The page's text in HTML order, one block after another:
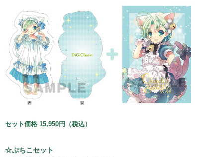
セット価格 15,950円（税込）
☆ぷちこセット